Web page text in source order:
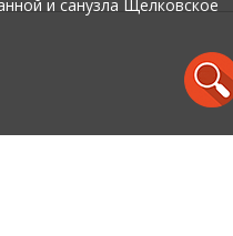
и санузла Щелковское